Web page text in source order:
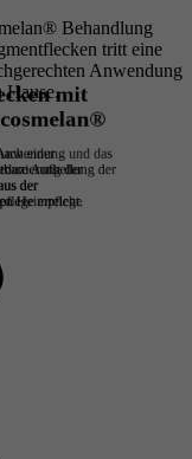
mit
einer
Aufhellung der
der
Heimpflege
und das
der
der
erreicht.
Behandlung
tritt eine
Anwendung
Hause.